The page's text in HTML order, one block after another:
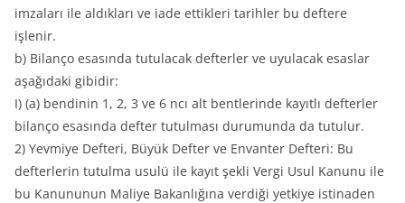
imzaları ile aldıkları ve iade ettikleri tarihler bu deftere
işlenir.
b) Bilanço esasında tutulacak defterler ve uyulacak esaslar
aşağıdaki gibidir:
I) (a) bendinin 1, 2, 3 ve 6 ncı alt bentlerinde kayıtlı defterler
bilanço esasında defter tutulması durumunda da tutulur.
2) Yevmiye Defteri, Büyük Defter ve Envanter Defteri: Bu
defterlerin tutulma usulü ile kayıt şekli Vergi Usul Kanunu ile
bu Kanununun Maliye Bakanlığına verdiği yetkiye istinaden